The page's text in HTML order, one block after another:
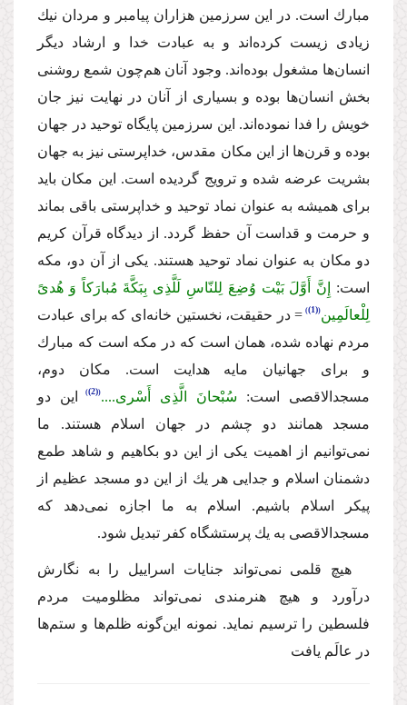
مبارك است. در این سرزمین هزاران پیامبر و مردان نیك
زیادى زیست كرده‌اند و به عبادت خدا و ارشاد دیگر
انسان‌ها مشغول بوده‌اند. وجود آنان هم‌چون شمع روشنى
بخش انسان‌ها بوده و بسیارى از آنان در نهایت نیز جان
خویش را فدا نموده‌اند. این سرزمین پایگاه توحید در جهان
بوده و قرن‌ها از این مكان مقدس، خداپرستى نیز به جهان
بشریت عرضه شده و ترویج گردیده است. این مكان باید
براى همیشه به عنوان نماد توحید و خداپرستى باقى بماند
و حرمت و قداست آن حفظ گردد. از دیدگاه قرآن كریم
دو مكان به عنوان نماد توحید هستند. یكى از آن دو، مكه
است:
إِنَّ أَوَّلَ بَیْت وُضِعَ لِلنّاسِ لَلَّذِی بِبَكَّةَ مُبارَكاً وَ هُدىً
لِلْعالَمِین (1)
= در حقیقت، نخستین خانه‌اى كه براى عبادت
مردم نهاده شده، همان است كه در مكه
است كه مبارك
و براى جهانیان مایه هدایت است. مكان دوم،
مسجدالاقصى است: سُبْحانَ الَّذِی أَسْرى...‌‌. (2)
این دو
مسجد همانند دو چشم در جهان اسلام هستند. ما
نمى‌توانیم از اهمیت یكى از این دو بكاهیم و شاهد طمع
دشمنان اسلام و جدایى هر یك از این دو مسجد عظیم از
پیكر اسلام باشیم. اسلام به ما اجازه نمى‌دهد كه
مسجدالاقصى به یك پرستشگاه كفر تبدیل شود.
هیچ قلمى نمى‌تواند جنایات اسراییل را به نگارش
درآورد و هیچ هنرمندى نمى‌تواند مظلومیت مردم
فلسطین را ترسیم نماید. نمونه این‌گونه ظلم‌ها و ستم‌ها
در عالَم یافت